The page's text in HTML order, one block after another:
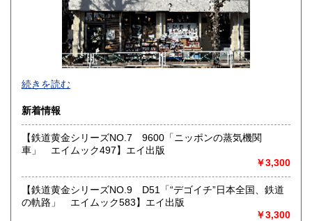
1,800円 長崎県
1,800円 大分県
宮崎県
沖縄県
東京都では「銀装堂」として営業しております。
基本的には同じ書店となります。
★★ご質問、ご要望はご注文前にお問合せ下さい。★★
★★電話・FAXでの在庫、状態確認及びご注文には対応しま
せん。
すべての方にメールでのお問い合わせを御案内してい
★★メールでのお問い合わせは、用件のみの場合スパムメー
ルと判断して返信いたしません。お名前もお願いいたしま
続きを読む
新着情報
【鉄道黄金シリーズNO.7 9600「ニッポンの蒸気機関
車」 エイムック497】エイ出版
￥3,300
【鉄道黄金シリーズNO.9 D51「“デゴイチ”日本全国、鉄道
の軌路」 エイムック583】エイ出版
￥3,300